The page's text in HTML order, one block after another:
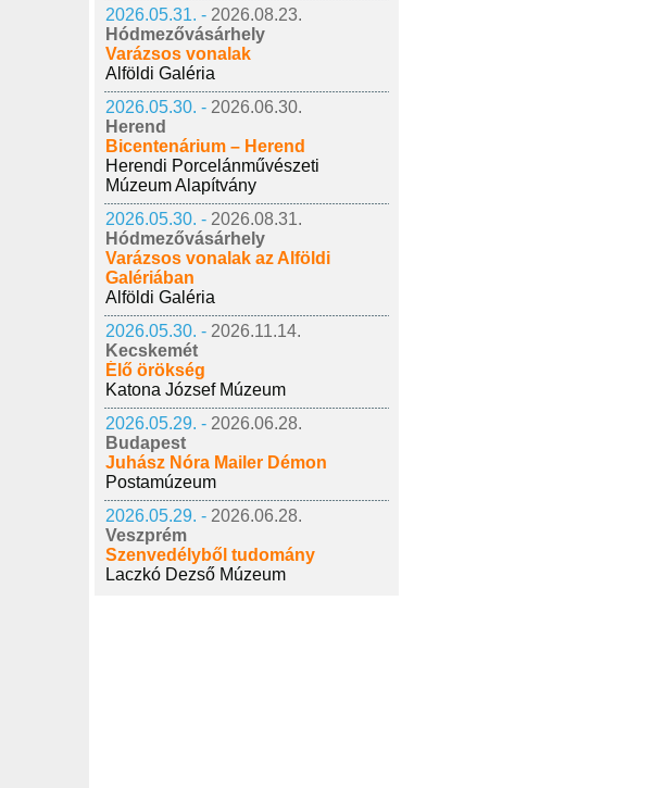
2026.05.31. - 2026.08.23.
Hódmezővásárhely
Varázsos vonalak
Alföldi Galéria
2026.05.30. - 2026.06.30.
Herend
Bicentenárium – Herend
Herendi Porcelánművészeti
Múzeum Alapítvány
2026.05.30. - 2026.08.31.
Hódmezővásárhely
Varázsos vonalak az Alföldi
Galériában
Alföldi Galéria
2026.05.30. - 2026.11.14.
Kecskemét
Élő örökség
Katona József Múzeum
2026.05.29. - 2026.06.28.
Budapest
Juhász Nóra Mailer Démon
Postamúzeum
2026.05.29. - 2026.06.28.
Veszprém
Szenvedélyből tudomány
Laczkó Dezső Múzeum